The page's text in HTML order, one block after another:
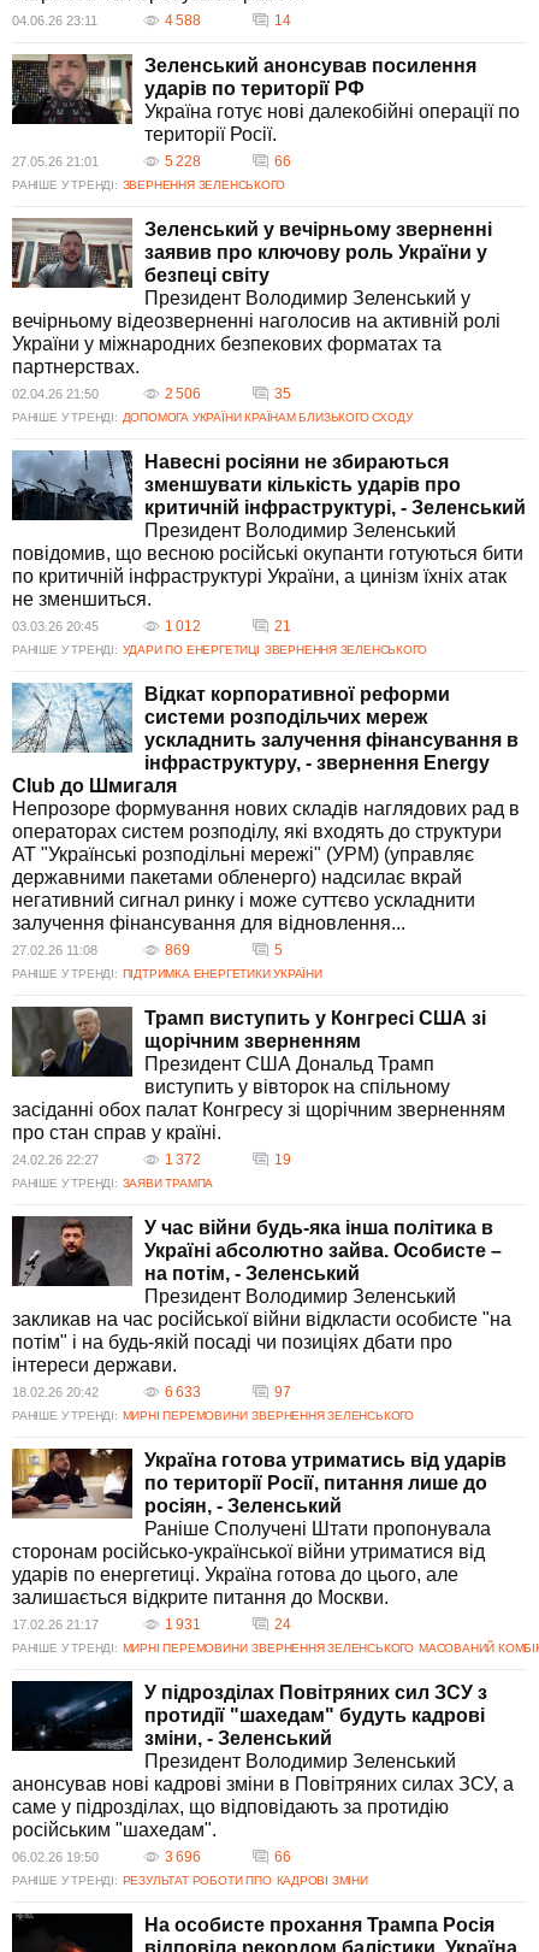
04.06.26 23:11 4 588 14
Зеленський анонсував посилення
ударів по території РФ
Україна готує нові далекобійні операції по
території Росії.
27.05.26 21:01 5 228 66
РАНІШЕ У ТРЕНДІ: ЗВЕРНЕННЯ ЗЕЛЕНСЬКОГО
Зеленський у вечірньому зверненні
заявив про ключову роль України у
безпеці світу
Президент Володимир Зеленський у
вечірньому відеозверненні наголосив на активній ролі
України у міжнародних безпекових форматах та
партнерствах.
02.04.26 21:50 2 506 35
РАНІШЕ У ТРЕНДІ: ДОПОМОГА УКРАЇНИ КРАЇНАМ БЛИЗЬКОГО СХОДУ
Навесні росіяни не збираються
зменшувати кількість ударів про
критичній інфраструктурі, - Зеленський
Президент Володимир Зеленський
повідомив, що весною російські окупанти готуються бити
по критичній інфраструктурі України, а цинізм їхніх атак
не зменшиться.
03.03.26 20:45 1 012 21
РАНІШЕ У ТРЕНДІ: УДАРИ ПО ЕНЕРГЕТИЦІ ЗВЕРНЕННЯ ЗЕЛЕНСЬКОГО
Відкат корпоративної реформи
системи розподільчих мереж
ускладнить залучення фінансування в
інфраструктуру, - звернення Energy
Club до Шмигаля
Непрозоре формування нових складів наглядових рад в
операторах систем розподілу, які входять до структури
АТ "Українські розподільні мережі" (УРМ) (управляє
державними пакетами обленерго) надсилає вкрай
негативний сигнал ринку і може суттєво ускладнити
залучення фінансування для відновлення...
27.02.26 11:08 869 5
РАНІШЕ У ТРЕНДІ: ПІДТРИМКА ЕНЕРГЕТИКИ УКРАЇНИ
Трамп виступить у Конгресі США зі
щорічним зверненням
Президент США Дональд Трамп
виступить у вівторок на спільному
засіданні обох палат Конгресу зі щорічним зверненням
про стан справ у країні.
24.02.26 22:27 1 372 19
РАНІШЕ У ТРЕНДІ: ЗАЯВИ ТРАМПА
У час війни будь-яка інша політика в
Україні абсолютно зайва. Особисте –
на потім, - Зеленський
Президент Володимир Зеленський
закликав на час російської війни відкласти особисте "на
потім" і на будь-якій посаді чи позиціях дбати про
інтереси держави.
18.02.26 20:42 6 633 97
РАНІШЕ У ТРЕНДІ: МИРНІ ПЕРЕМОВИНИ ЗВЕРНЕННЯ ЗЕЛЕНСЬКОГО
Україна готова утриматись від ударів
по території Росії, питання лише до
росіян, - Зеленський
Раніше Сполучені Штати пропонувала
сторонам російсько-української війни утриматися від
ударів по енергетиці. Україна готова до цього, але
залишається відкрите питання до Москви.
17.02.26 21:17 1 931 24
РАНІШЕ У ТРЕНДІ: МИРНІ ПЕРЕМОВИНИ ЗВЕРНЕННЯ ЗЕЛЕНСЬКОГО МАСОВАНИЙ
У підрозділах Повітряних сил ЗСУ з
протидії "шахедам" будуть кадрові
зміни, - Зеленський
Президент Володимир Зеленський
анонсував нові кадрові зміни в Повітряних силах ЗСУ, а
саме у підрозділах, що відповідають за протидію
російським "шахедам".
06.02.26 19:50 3 696 66
РАНІШЕ У ТРЕНДІ: РЕЗУЛЬТАТ РОБОТИ ППО КАДРОВІ ЗМІНИ
На особисте прохання Трампа Росія
відповіла рекордом балістики, Україна